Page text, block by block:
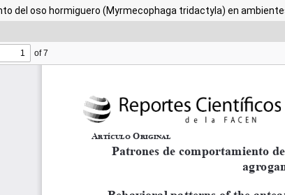
del oso hormiguero (Myrmecophaga tridactyla) en